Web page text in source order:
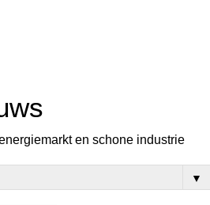
en schone industrie
▼